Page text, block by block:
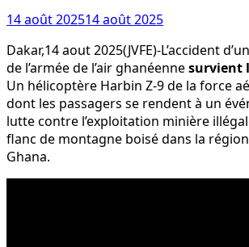
14 août 202514 août 2025
Dakar,14 aout 2025(JVFE)-L’accident
de l’armée de l’air ghanéennesurvient
Un hélicoptère Harbin Z-9 de la force
dont les passagers se rendent à un
lutte contre l’exploitation minière
flanc de montagne boisé dans la
Ghana.